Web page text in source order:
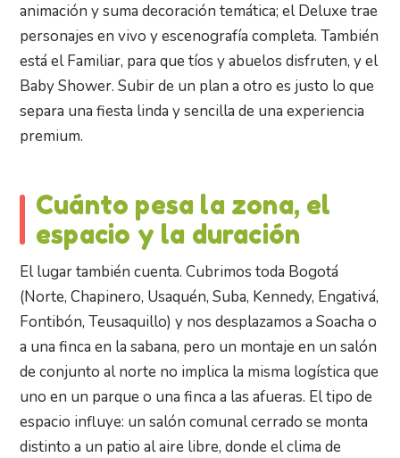
animación y suma decoración temática; el Deluxe trae
personajes en vivo y escenografía completa. También
está el Familiar, para que tíos y abuelos disfruten, y el
Baby Shower. Subir de un plan a otro es justo lo que
separa una fiesta linda y sencilla de una experiencia
premium.
Cuánto pesa la zona, el
espacio y la duración
El lugar también cuenta. Cubrimos toda Bogotá
(Norte, Chapinero, Usaquén, Suba, Kennedy, Engativá,
Fontibón, Teusaquillo) y nos desplazamos a Soacha o
a una finca en la sabana, pero un montaje en un salón
de conjunto al norte no implica la misma logística que
uno en un parque o una finca a las afueras. El tipo de
espacio influye: un salón comunal cerrado se monta
distinto a un patio al aire libre, donde el clima de